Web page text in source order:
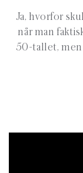
Ja, hvorfor
når man
50-tallet,